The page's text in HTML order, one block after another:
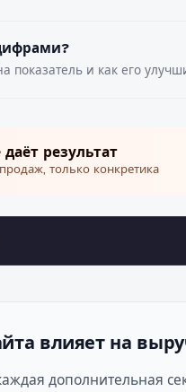
и как его
результат
только конкретика
влияет на
дополнительная